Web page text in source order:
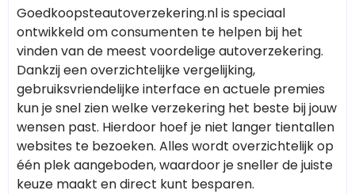
Goedkoopsteautoverzekering.nl is speciaal
ontwikkeld om consumenten te helpen bij het
vinden van de meest voordelige autoverzekering.
Dankzij een overzichtelijke vergelijking,
gebruiksvriendelijke interface en actuele premies
kun je snel zien welke verzekering het beste bij jouw
wensen past. Hierdoor hoef je niet langer tientallen
websites te bezoeken. Alles wordt overzichtelijk op
één plek aangeboden, waardoor je sneller de juiste
keuze maakt en direct kunt besparen.